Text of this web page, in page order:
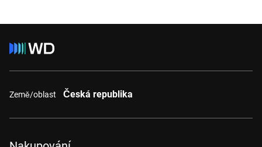
Země/oblast Česká republika